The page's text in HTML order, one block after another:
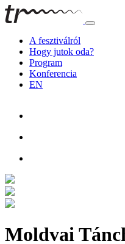
A fesztiválról
Hogy jutok oda?
Program
Konferencia
EN
Moldvai